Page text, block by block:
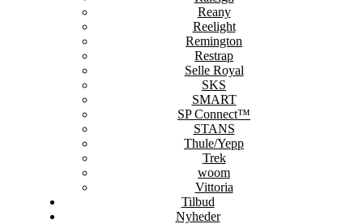
Reany
Reelight
Remington
Restrap
Selle Royal
SKS
SMART
SP Connect™
STANS
Thule/Yepp
Trek
woom
Vittoria
Tilbud
Nyheder